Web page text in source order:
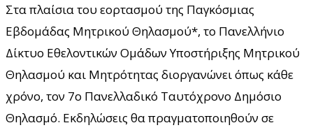
Στα πλαίσια του εορτασμού της Παγκόσμιας
Εβδομάδας Μητρικού Θηλασμού*, το Πανελλήνιο
Δίκτυο Εθελοντικών Ομάδων Υποστήριξης Μητρικού
Θηλασμού και Μητρότητας διοργανώνει όπως κάθε
χρόνο, τον 7ο Πανελλαδικό Ταυτόχρονο Δημόσιο
Θηλασμό. Εκδηλώσεις θα πραγματοποιηθούν σε